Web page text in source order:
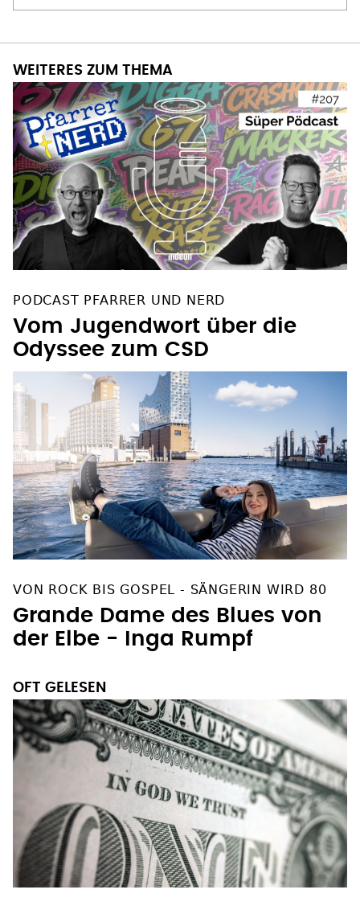
WEITERES ZUM THEMA
PODCAST PFARRER UND NERD
Vom Jugendwort über die
Odyssee zum CSD
VON ROCK BIS GOSPEL - SÄNGERIN WIRD 80
Grande Dame des Blues von
der Elbe - Inga Rumpf
OFT GELESEN